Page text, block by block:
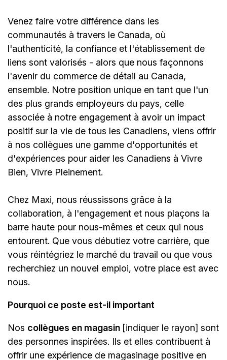
Venez faire votre différence dans les
communautés à travers le Canada, où
l'authenticité, la confiance et l'établissement de
liens sont valorisés - alors que nous façonnons
l'avenir du commerce de détail au Canada,
ensemble. Notre position unique en tant que l'un
des plus grands employeurs du pays, celle
associée à notre engagement à avoir un impact
positif sur la vie de tous les Canadiens, viens offrir
à nos collègues une gamme d'opportunités et
d'expériences pour aider les Canadiens à Vivre
Bien, Vivre Pleinement.
Chez Maxi, nous réussissons grâce à la
collaboration, à l'engagement et nous plaçons la
barre haute pour nous-mêmes et ceux qui nous
entourent. Que vous débutiez votre carrière, que
vous réintégriez le marché du travail ou que vous
recherchiez un nouvel emploi, votre place est avec
nous.
Pourquoi ce poste est-il important
Nos collègues en magasin [indiquer le rayon] sont
des personnes inspirées. Ils et elles contribuent à
offrir une expérience de magasinage positive en